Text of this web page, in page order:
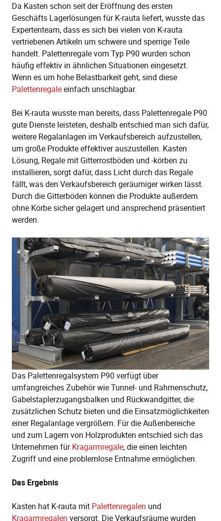
Da Kasten schon seit der Eröffnung des ersten
Geschäfts Lagerlösungen für K-rauta liefert, wusste das
Expertenteam, dass es sich bei vielen von K-rauta
vertriebenen Artikeln um schwere und sperrige Teile
handelt. Palettenregale vom Typ P90 wurden schon
häufig effektiv in ähnlichen Situationen eingesetzt.
Wenn es um hohe Belastbarkeit geht, sind diese
Palettenregaleeinfach unschlagbar.
Bei K-rauta wusste man bereits, dass Palettenregale P90
gute Dienste leisteten, deshalb entschied man sich dafür,
weitere Regalanlagen im Verkaufsbereich aufzustellen,
um große Produkte effektiver auszustellen. Kasten
Lösung, Regale mit Gitterrostböden und -körben zu
installieren, sorgt dafür, dass Licht durch das Regale
fällt, was den Verkaufsbereich geräumiger wirken lässt.
Durch die Gitterböden können die Produkte außerdem
ohne Körbe sicher gelagert und ansprechend präsentiert
werden.
Das Palettenregalsystem P90 verfügt über
umfangreiches Zubehör wie Tunnel- und Rahmenschutz,
Gabelstaplerzugangsbalken und Rückwandgitter, die
zusätzlichen Schutz bieten und die Einsatzmöglichkeiten
einer Regalanlage vergrößern. Für die Außenbereiche
und zum Lagern von Holzprodukten entschied sich das
Unternehmen fürKragarmregale, die einen leichten
Zugriff und eine problemlose Entnahme ermöglichen.
Das Ergebnis
Kasten hat K-rauta mit Palettenregalen und
Kragarmregalen versorgt. Die Verkaufsräume wurden